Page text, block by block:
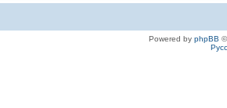
Powered by phpBB